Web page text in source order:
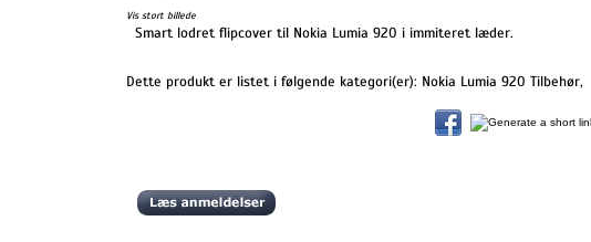
Vis stort billede
Smart lodret flipcover til Nokia Lumia 920 i immiteret læder.
Dette produkt er listet i følgende kategori(er): Nokia Lumia 920 Tilbehør,